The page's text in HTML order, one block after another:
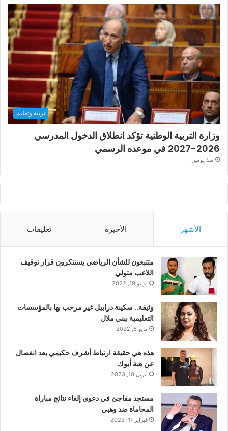
تربية وتعليم
وزارة التربية الوطنية تؤكد انطلاق الدخول المدرسي
2026-2027 في موعده الرسمي
منذ يومين
الأشهر الأخيرة تعليقات
متتبعون للشأن الرياضي يستنكرون قرار توقيف
اللاعب متولي
يونيو 19, 2022
وثيقة.. سكينة درابيل غير مرحب بها بالمؤسسات
التعليمية ببني ملال
مايو 6, 2022
هذه هي حقيقة ارتباط أشرف حكيمي بعد انفصال
عن هبة أبوك
أبريل 10, 2023
مستجد مفاجئ في دعوى إلغاء نتائج مباراة
المحاماة ضد وهبي
فبراير 11, 2023